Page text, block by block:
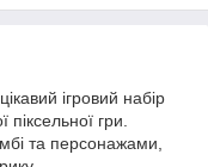
ігровий набір
гри.
та персонажами,